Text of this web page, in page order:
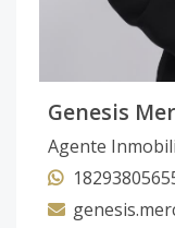
Genesis
Agente